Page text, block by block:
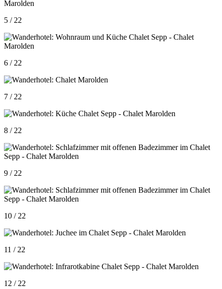
5 / 22
6 / 22
7 / 22
8 / 22
9 / 22
10 / 22
11 / 22
12 / 22